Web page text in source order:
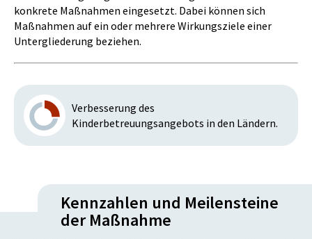
konkrete Maßnahmen eingesetzt. Dabei können sich
Maßnahmen auf ein oder mehrere Wirkungsziele einer
Untergliederung beziehen.
Verbesserung des
Kinderbetreuungsangebots in den Ländern.
Kennzahlen und Meilensteine
der Maßnahme